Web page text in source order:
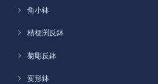
角小鉢
桔梗渕反鉢
菊彫反鉢
変形鉢